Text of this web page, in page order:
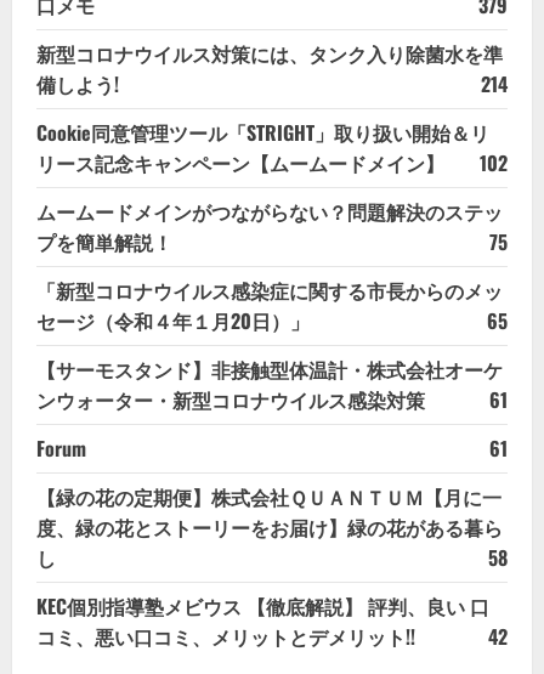
新型コロナウイルス対策には、タンク入り除菌水を準
備しよう!
214
Cookie同意管理ツール「STRIGHT」取り扱い開始＆リ
リース記念キャンペーン【ムームードメイン】
102
ムームードメインがつながらない？問題解決のステッ
プを簡単解説！
75
「新型コロナウイルス感染症に関する市長からのメッ
セージ（令和４年１月20日）」
65
【サーモスタンド】非接触型体温計・株式会社オーケ
ンウォーター・新型コロナウイルス感染対策
61
Forum
61
【緑の花の定期便】株式会社ＱＵＡＮＴＵＭ【月に一
度、緑の花とストーリーをお届け】緑の花がある暮ら
し
58
KEC個別指導塾メビウス 【徹底解説】 評判、良い 口
コミ、悪い口コミ、メリットとデメリット!!
42